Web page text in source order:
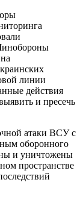
линии
действия
и пресечь
атаки ВСУ с
оборонного
и уничтожены
пространстве